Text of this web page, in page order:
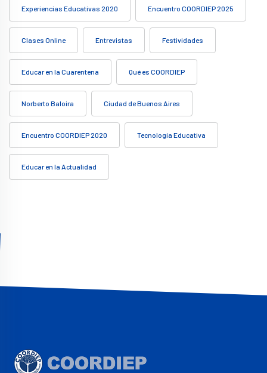
Experiencias Educativas 2020 Encuentro COORDIEP 2025
Clases Online Entrevistas Festividades
Educar en la Cuarentena Qué es COORDIEP
Norberto Baloira Ciudad de Buenos Aires
Encuentro COORDIEP 2020 Tecnología Educativa
Educar en la Actualidad